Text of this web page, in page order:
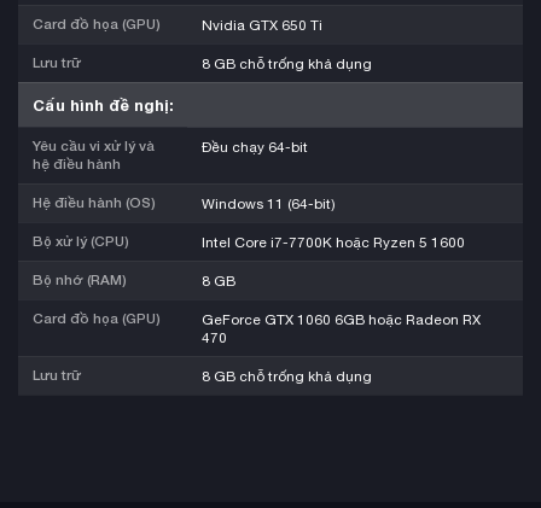
Card đồ họa (GPU) Nvidia GTX 650 Ti
Lưu trữ 8 GB chỗ trống khả dụng
Cấu hình đề nghị:
Yêu cầu vi xử lý và
hệ điều hành
Đều chạy 64-bit
Hệ điều hành (OS) Windows 11 (64-bit)
Bộ xử lý (CPU) Intel Core i7-7700K hoặc Ryzen 5 1600
Bộ nhớ (RAM) 8 GB
Card đồ họa (GPU)
GeForce GTX 1060 6GB hoặc Radeon RX
470
Lưu trữ 8 GB chỗ trống khả dụng